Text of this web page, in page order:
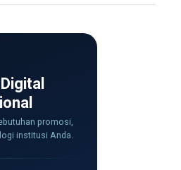
promosi,
institusi Anda.